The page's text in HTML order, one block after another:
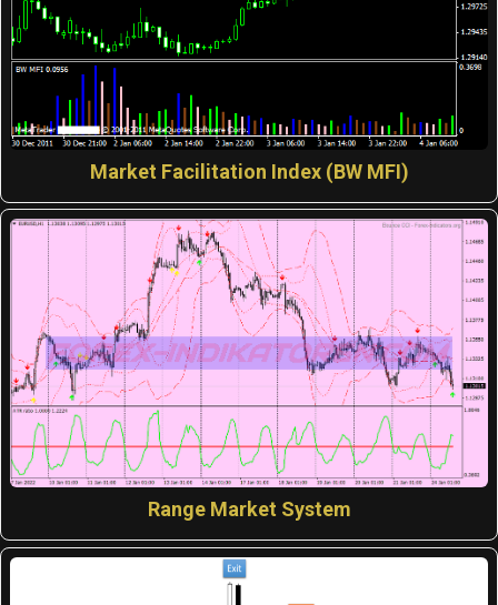
Market Facilitation Index (BW MFI)
Range Market System